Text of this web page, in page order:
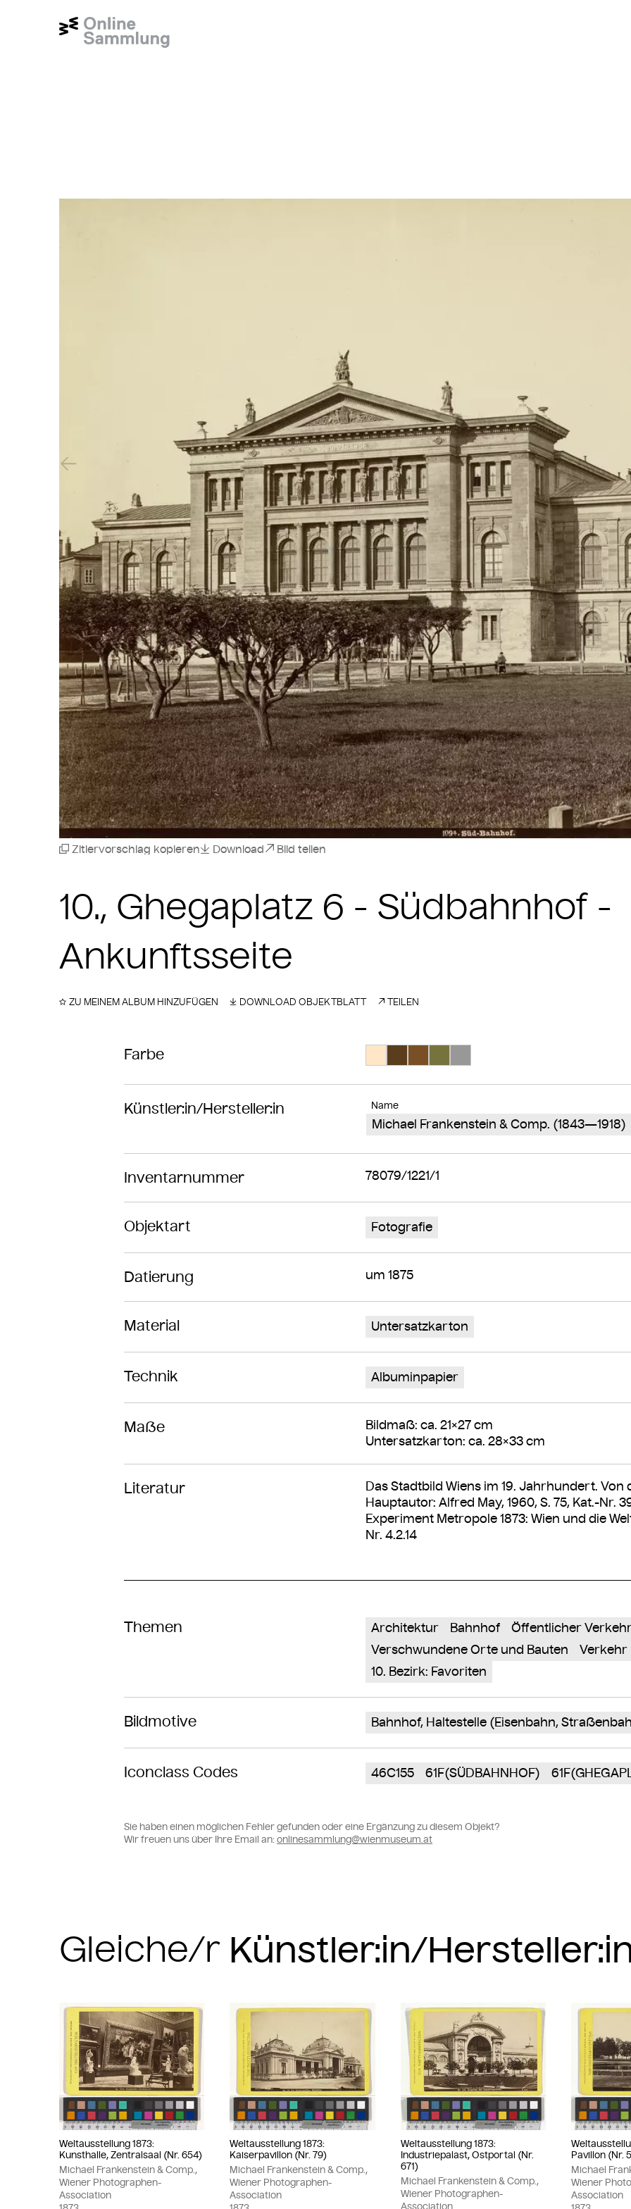
10., Ghegaplatz 6 - Südbahnhof -
Ankunftsseite
Zitiervorschlag kopieren Download Bild teilen
Vorheriger Slide
ZU MEINEM ALBUM HINZUFÜGEN DOWNLOAD OBJEKTBLATT TEILEN
Farbe
Künstler:in/Hersteller:in Name
Michael Frankenstein & Comp. (1843—1918)
Inventarnummer 78079/1221/1
Objektart Fotografie
Datierung um 1875
Material Untersatzkarton
Technik Albuminpapier
Maße
Bildmaß: ca. 21×27 cm
Untersatzkarton: ca. 28×33 cm
Literatur
Das Stadtbild Wiens im 19. Jahrhundert.
Hauptautor: Alfred May, 1960, S. 75, Kat.-Nr.
Experiment Metropole 1873: Wien und die
Nr. 4.2.14
Themen Architektur Bahnhof
Öffentlicher
Verschwundene Orte und Bauten
Verkehr
10. Bezirk: Favoriten
Bildmotive Bahnhof, Haltestelle (Eisenbahn,
Iconclass Codes 46C155 61F(SÜDBAHNHOF)
Sie haben einen möglichen Fehler gefunden oder eine Ergänzung zu diesem Objekt?
Wir freuen uns über Ihre Email an: onlinesammlung@wienmuseum.at
Gleiche/r
Weltausstellung 1873:
Kunsthalle, Zentralsaal (Nr. 654)
Michael Frankenstein & Comp.,
Wiener Photographen-
Association
Weltausstellung 1873:
Kaiserpavillon (Nr. 79)
Michael Frankenstein & Comp.,
Wiener Photographen-
Association
Weltausstellung 1873:
Industriepalast, Ostportal (Nr.
671)
Michael Frankenstein & Comp.,
Wiener Photographen-
Pavillon (Nr.
Michael
Wiener
Association